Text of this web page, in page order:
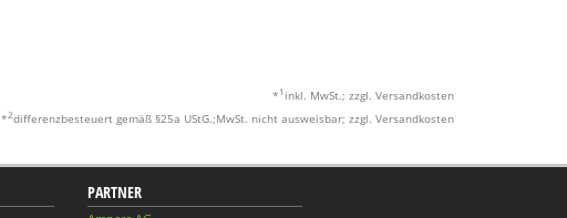
* 1 inkl. MwSt.; zzgl. Versandkosten
*2differenzbesteuert gemäß §25a UStG.;MwSt. nicht ausweisbar; zzgl. Versandkosten
PARTNER